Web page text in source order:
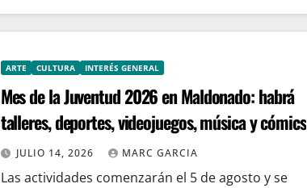
ARTE CULTURA INTERÉS GENERAL
Mes de la Juventud 2026 en Maldonado: habrá
talleres, deportes, videojuegos, música y cómics
JULIO 14, 2026 MARC GARCIA
Las actividades comenzarán el 5 de agosto y se